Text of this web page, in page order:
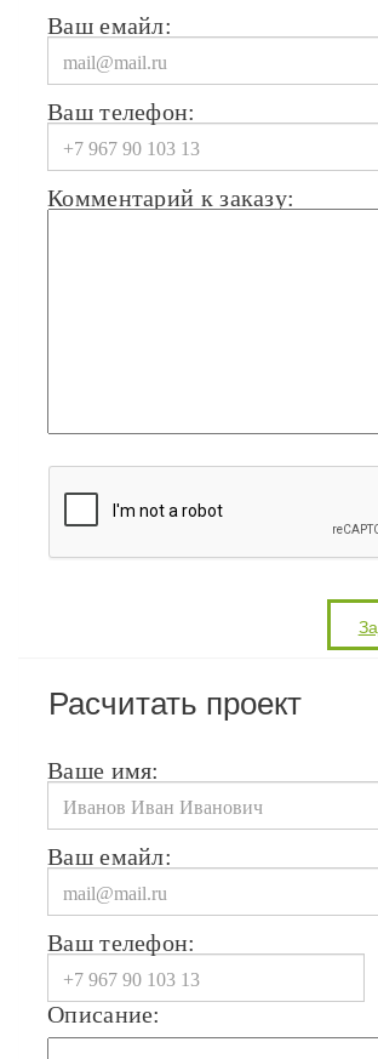
Ваш емайл:
Ваш телефон:
Комментарий к заказу:
Расчитать проект
Ваше имя:
Ваш емайл:
Ваш телефон:
Описание: